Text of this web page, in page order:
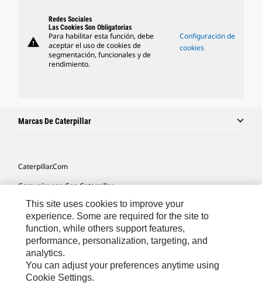
warning
Redes Sociales
Las Cookies Son Obligatorias
Para habilitar esta función, debe
aceptar el uso de cookies de
segmentación, funcionales y de
rendimiento.
Configuración de
cookies
Marcas De Caterpillar
Caterpillar.com
Comuníquese Con Caterpillar
Mis Preferencias De Marketing
Mapa Del Sitio
Cookie Settings
Avisos Legales
Privacidad
This site uses cookies to improve your
experience. Some are required for the site to
function, while others support features,
performance, personalization, targeting, and
analytics.
You can adjust your preferences anytime using
Cookie Settings.